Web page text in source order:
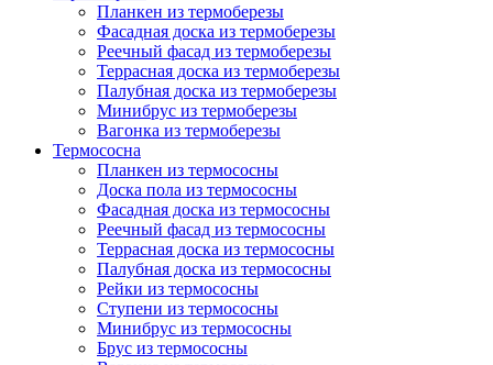
Планкен из термоберезы
Фасадная доска из термоберезы
Реечный фасад из термоберезы
Террасная доска из термоберезы
Палубная доска из термоберезы
Минибрус из термоберезы
Вагонка из термоберезы
Термососна
Планкен из термососны
Доска пола из термососны
Фасадная доска из термососны
Реечный фасад из термососны
Террасная доска из термососны
Палубная доска из термососны
Рейки из термососны
Ступени из термососны
Минибрус из термососны
Брус из термососны